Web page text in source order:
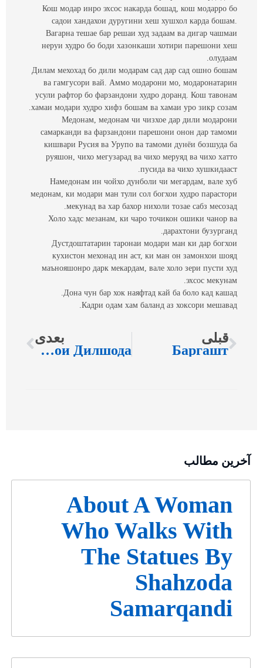
Кош модар инро эхсос накарда бошад, кош модарро бо
садои хандахои дуругини хеш хушхол карда бошам.
Вагарна тешае бар решаи худ задаам ва дигар чашмаи
неруи худро бо боди хазонкаши хотири парешони хеш
олудаам.
Дилам мехохад бо дили модарам сад дар сад ошно бошам
ва гамгусори вай. Аммо модарони мо, модаронатарин
усули рафтор бо фарзандони худро доранд. Кош тавонам
хамаи модари худро хифз бошам ва хамаи уро зикр созам.
Медонам, медонам чи чизхое дар дили модарони
самарканди ва фарзандони парешони онон дар тамоми
кишвари Русия ва Урупо ва тамоми дунёи бозшуда ба
руяшон, чихо мегузарад ва чихо меруяд ва чихо хатто
пусида ва чихо хушкидааст.
Намедонам ин чойхо дунболи чи мегардам, вале хуб
медонам, ки модари ман тули сол богхои худро парастори
мекунад ва хар бахор нихоли тозае сабз месозад.
Холо хадс мезанам, ки чаро точикон ошики чанор ва
дарахтони бузурганд.
Дустдоштатарин таронаи модари ман ки дар богхои
кухистон мехонад ин аст, ки ман он замонхои шояд
маънояшонро дарк мекардам, вале холо зери пусти худ
эхсос мекунам.
Дона чун бар хок наяфтад кай ба боло кад кашад.
Кадри одам хам баланд аз хоксори мешавад.
قبلی
Баргашт
بعدی
Барои Дилшода
آخرین مطالب
About A Woman
Who Walks With
The Statues By
Shahzoda
Samarqandi